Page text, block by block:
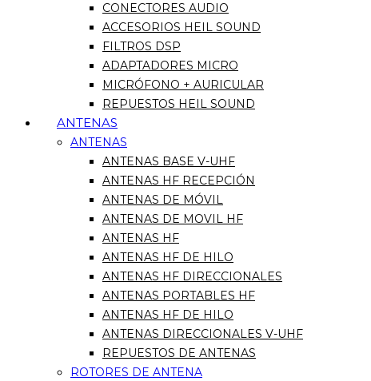
CONECTORES AUDIO
ACCESORIOS HEIL SOUND
FILTROS DSP
ADAPTADORES MICRO
MICRÓFONO + AURICULAR
REPUESTOS HEIL SOUND
ANTENAS
ANTENAS
ANTENAS BASE V-UHF
ANTENAS HF RECEPCIÓN
ANTENAS DE MÓVIL
ANTENAS DE MOVIL HF
ANTENAS HF
ANTENAS HF DE HILO
ANTENAS HF DIRECCIONALES
ANTENAS PORTABLES HF
ANTENAS HF DE HILO
ANTENAS DIRECCIONALES V-UHF
REPUESTOS DE ANTENAS
ROTORES DE ANTENA